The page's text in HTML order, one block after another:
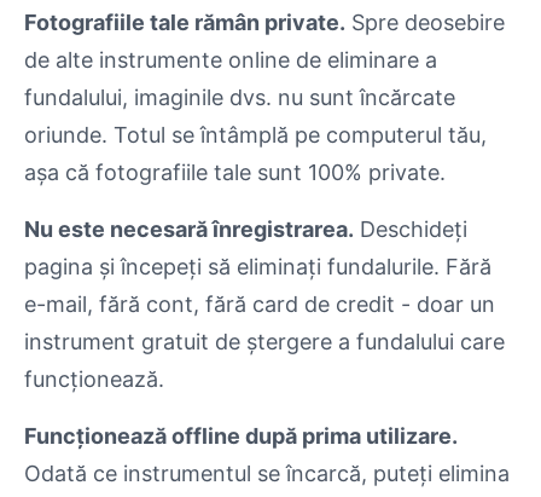
Fotografiile tale rămân private. Spre deosebire
de alte instrumente online de eliminare a
fundalului, imaginile dvs. nu sunt încărcate
oriunde. Totul se întâmplă pe computerul tău,
așa că fotografiile tale sunt 100% private.
Nu este necesară înregistrarea. Deschideți
pagina și începeți să eliminați fundalurile. Fără
e-mail, fără cont, fără card de credit - doar un
instrument gratuit de ștergere a fundalului care
funcționează.
Funcționează offline după prima utilizare.
Odată ce instrumentul se încarcă, puteți elimina